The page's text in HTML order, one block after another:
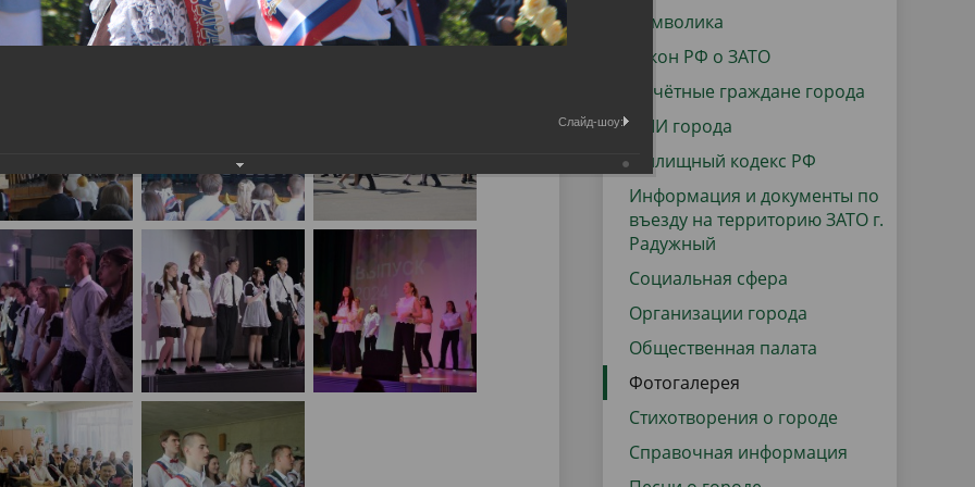
Технопарковая зона
Городская среда
данных
Региональный контроль
Поддержка малого и среднего
предпринимательства
Символика
Закон РФ о ЗАТО
Почётные граждане города
СМИ города
Жилищный кодекс РФ
Информация и документы по
въезду на территорию ЗАТО г.
Радужный
Социальная сфера
Организации города
Общественная палата
Фотогалерея
Стихотворения о городе
Справочная информация
Слайд-шоу: